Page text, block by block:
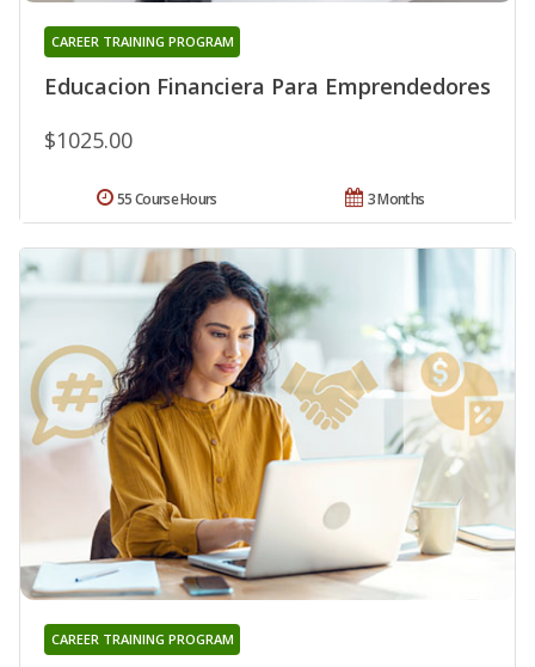
Educacion Financiera Para Emprendedores
CAREER TRAINING PROGRAM
$1025.00
3 Months
55 Course Hours
CAREER TRAINING PROGRAM